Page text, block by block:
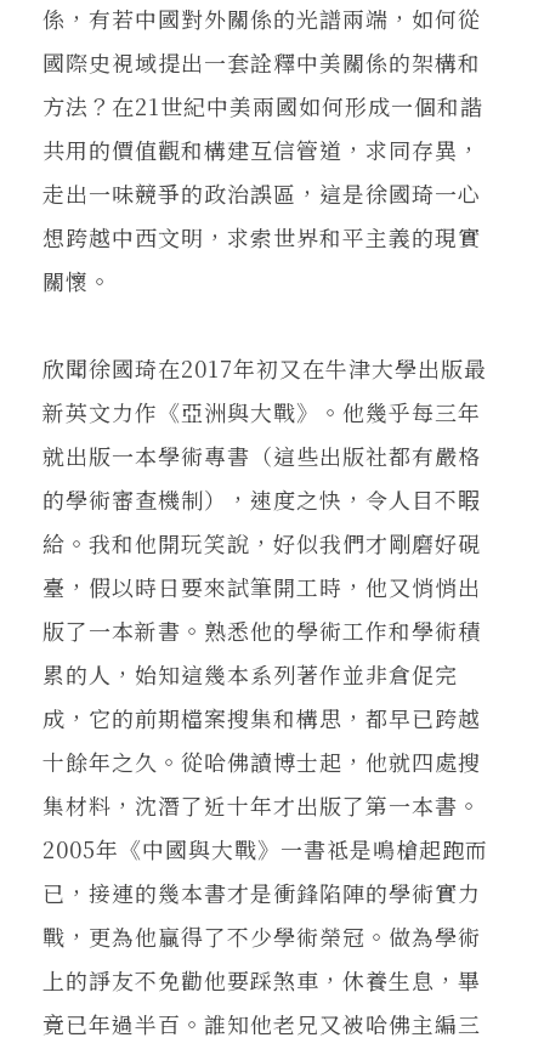
係，有若中國對外關係的光譜兩端，如何從
國際史視域提出一套詮釋中美關係的架構和
方法？在21世紀中美兩國如何形成一個和諧
共用的價值觀和構建互信管道，求同存異，
走出一味競爭的政治誤區，這是徐國琦一心
想跨越中西文明，求索世界和平主義的現實
關懷。
欣聞徐國琦在2017年初又在牛津大學出版最
新英文力作《亞洲與大戰》。他幾乎每三年
就出版一本學術專書（這些出版社都有嚴格
的學術審查機制），速度之快，令人目不睱
給。我和他開玩笑說，好似我們才剛磨好硯
臺，假以時日要來試筆開工時，他又悄悄出
版了一本新書。熟悉他的學術工作和學術積
累的人，始知這幾本系列著作並非倉促完
成，它的前期檔案搜集和構思，都早已跨越
十餘年之久。從哈佛讀博士起，他就四處搜
集材料，沈潛了近十年才出版了第一本書。
2005年《中國與大戰》一書祗是鳴槍起跑而
已，接連的幾本書才是衝鋒陷陣的學術實力
戰，更為他贏得了不少學術榮冠。做為學術
上的諍友不免勸他要踩煞車，休養生息，畢
竟已年過半百。誰知他老兄又被哈佛主編三